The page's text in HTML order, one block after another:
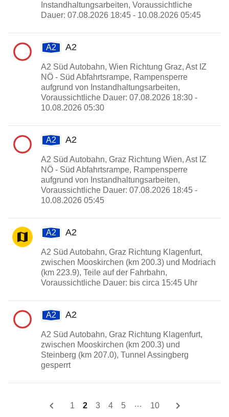
Instandhaltungsarbeiten, Voraussichtliche
Dauer: 07.08.2026 18:45 - 10.08.2026 05:45
A2 A2
A2 Süd Autobahn, Wien Richtung Graz, Ast IZ
NÖ - Süd Abfahrtsrampe, Rampensperre
aufgrund von Instandhaltungsarbeiten,
Voraussichtliche Dauer: 07.08.2026 18:30 -
10.08.2026 05:30
A2 A2
A2 Süd Autobahn, Graz Richtung Wien, Ast IZ
NÖ - Süd Abfahrtsrampe, Rampensperre
aufgrund von Instandhaltungsarbeiten,
Voraussichtliche Dauer: 07.08.2026 18:45 -
10.08.2026 05:45
A2 A2
A2 Süd Autobahn, Graz Richtung Klagenfurt,
zwischen Mooskirchen (km 200.3) und Modriach
(km 223.9), Teile auf der Fahrbahn,
Voraussichtliche Dauer: bis circa 15:45 Uhr
A2 A2
A2 Süd Autobahn, Graz Richtung Klagenfurt,
zwischen Mooskirchen (km 200.3) und
Steinberg (km 207.0), Tunnel Assingberg
gesperrt
1 2 3 4 5 … 10